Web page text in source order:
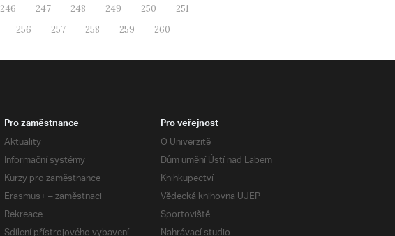
246 247 248 249 250
251
256 257 258 259 260
Pro zaměstnance
Aktuality
Informační systémy
Kurzy pro zaměstnance
Erasmus+ – zaměstnaci
Rekreace
Pro veřejnost
O Univerzitě
Dům umění Ústí nad Labem
Knihkupectví
Vědecká knihovna UJEP
Sportoviště